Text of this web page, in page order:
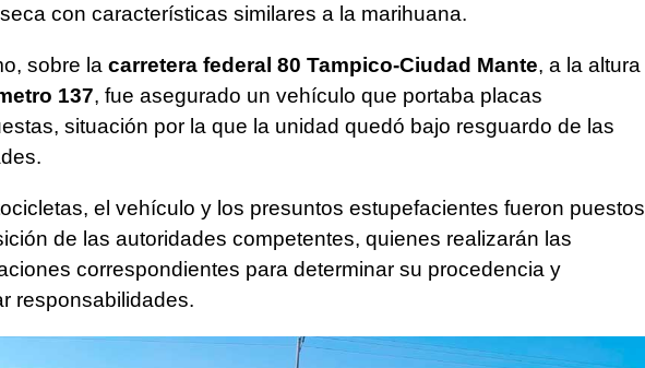
con características similares a la marihuana.
sobre la carretera federal 80 Tampico-Ciudad Mante, a la altura
137, fue asegurado un vehículo que portaba placas
situación por la que la unidad quedó bajo resguardo de las
el vehículo y los presuntos estupefacientes fueron puestos
de las autoridades competentes, quienes realizarán las
correspondientes para determinar su procedencia y
responsabilidades.